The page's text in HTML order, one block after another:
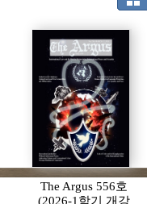
The Argus 556호
(2026-1학기 개강